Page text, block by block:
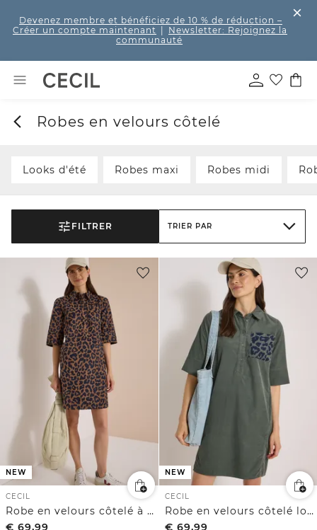
Devenez membre et bénéficiez de 10 % de réduction –
Créer un compte maintenant
Newsletter: Rejoignez la
communauté
Robes en velours côtelé
Looks d'été Robes maxi Robes midi
FILTRER TRIER PAR
NEW
CECIL
Robe en velours côtelé à motif léopard, longueur genoux
€ 69,99
NEW
CECIL
Robe en velours côtelé longueur genou
€ 69,99